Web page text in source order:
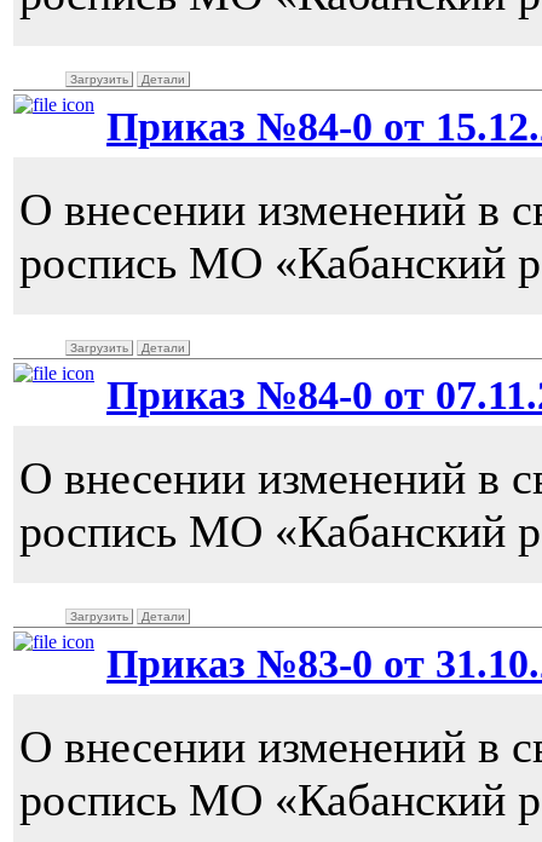
Загрузить Детали
Приказ №84-0 от
О внесении изменений в
роспись МО «Кабанский
Загрузить Детали
Приказ №84-0 от
О внесении изменений в
роспись МО «Кабанский
Загрузить Детали
Приказ №83-0 от
О внесении изменений в
роспись МО «Кабанский